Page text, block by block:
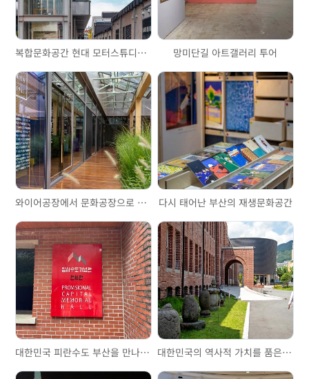
복합문화공간 현대 모터스튜디오 부산 망미단길 아트갤러리 투어
와이어공장에서 문화공장으로 F1963 다시 태어난 부산의 재생문화공간
대한민국 피란수도 부산을 만나다. '임시수도기념관' 대한민국의 역사적 가치를 품은 동아대학교 석당박물관